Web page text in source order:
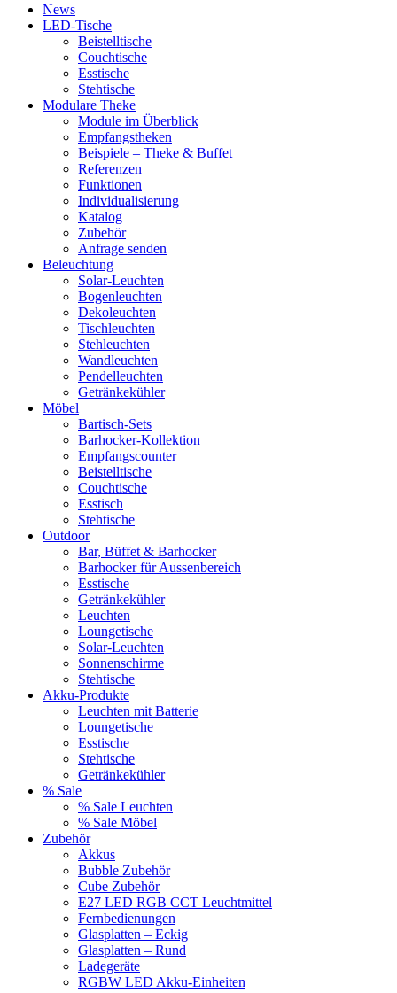
News
LED-Tische
Beistelltische
Couchtische
Esstische
Stehtische
Modulare Theke
Module im Überblick
Empfangstheken
Beispiele – Theke & Buffet
Referenzen
Funktionen
Individualisierung
Katalog
Zubehör
Anfrage senden
Beleuchtung
Solar-Leuchten
Bogenleuchten
Dekoleuchten
Tischleuchten
Stehleuchten
Wandleuchten
Pendelleuchten
Getränkekühler
Möbel
Bartisch-Sets
Barhocker-Kollektion
Empfangscounter
Beistelltische
Couchtische
Esstisch
Stehtische
Outdoor
Bar, Büffet & Barhocker
Barhocker für Aussenbereich
Esstische
Getränkekühler
Leuchten
Loungetische
Solar-Leuchten
Sonnenschirme
Stehtische
Akku-Produkte
Leuchten mit Batterie
Loungetische
Esstische
Stehtische
Getränkekühler
% Sale
% Sale Leuchten
% Sale Möbel
Zubehör
Akkus
Bubble Zubehör
Cube Zubehör
E27 LED RGB CCT Leuchtmittel
Fernbedienungen
Glasplatten – Eckig
Glasplatten – Rund
Ladegeräte
RGBW LED Akku-Einheiten